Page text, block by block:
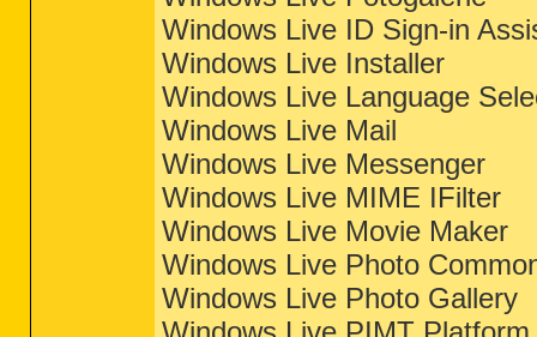
Windows Live ID Sign-in
Windows Live Installer
Windows Live Language
Windows Live Mail
Windows Live Messenger
Windows Live MIME IFilter
Windows Live Movie Maker
Windows Live Photo
Windows Live Photo Gallery